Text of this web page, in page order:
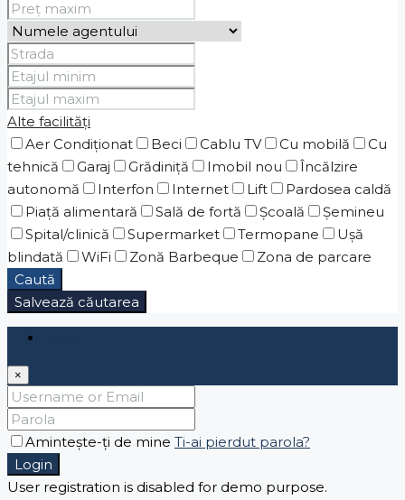
Alte facilități
Aer Condiționat
Beci Cablu TV Cu mobilă
Cu
tehnică
Garaj Grădiniţă Imobil nou
Încălzire
autonomă
Interfon Internet Lift
Pardosea caldă
Piaţă alimentară
Sală de fortă Școală
Șemineu
Spital/clinică
Supermarket Termopane
Ușă
blindată
WiFi Zonă Barbeque
Zona de parcare
Caută
Salvează căutarea
×
Amintește-ți de mine Ti-ai pierdut parola?
Login
User registration is disabled for demo purpose.